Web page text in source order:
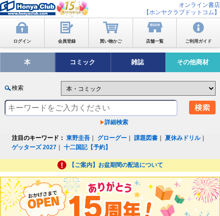
オンライン書店
【ホンヤクラブドットコム】
ログイン 会員登録 買い物かご 店舗一覧 ご利用ガイド
本 コミック 雑誌 その他商材
検索
詳細検索
注目のキーワード： 東野圭吾 グローグー ｜課題図書 ｜夏休みドリル｜
ゲッターズ 2027 ｜十二国記【予約】
【ご案内】お盆期間の配送について